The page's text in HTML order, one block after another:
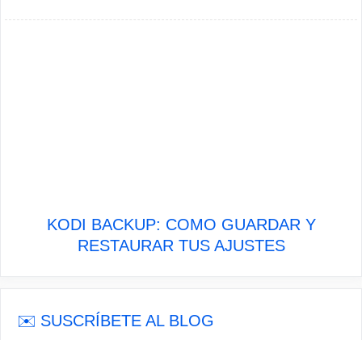
KODI BACKUP: COMO GUARDAR Y
RESTAURAR TUS AJUSTES
✉️ SUSCRÍBETE AL BLOG